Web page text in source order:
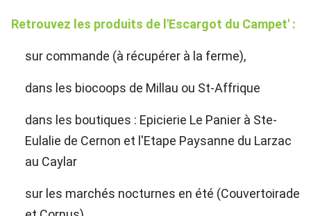
Retrouvez les produits de l'Escargot du Campet' :
sur commande (à récupérer à la ferme),
dans les biocoops de Millau ou St-Affrique
dans les boutiques : Epicierie Le Panier à Ste-
Eulalie de Cernon et l'Etape Paysanne du Larzac
au Caylar
sur les marchés nocturnes en été (Couvertoirade